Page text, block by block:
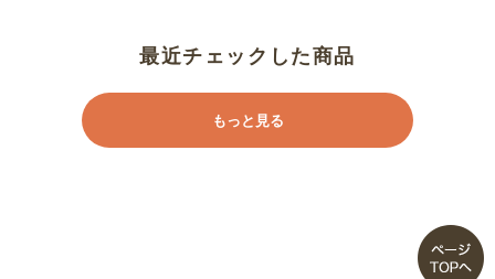
最近チェックした商品
もっと見る